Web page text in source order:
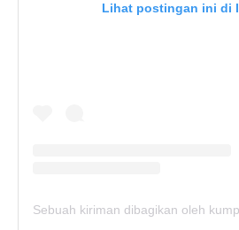
Lihat postingan ini di